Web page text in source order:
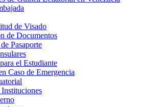
de Visado
de Documentos
Pasaporte
el Estudiante
Caso de Emergencia